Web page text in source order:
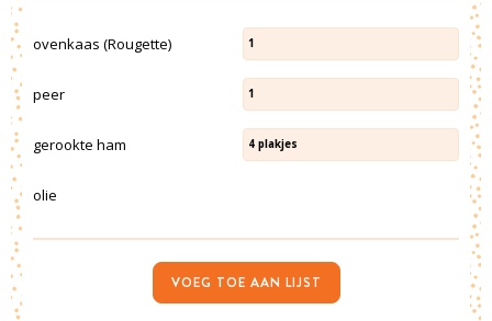
ovenkaas (Rougette) 1
peer 1
gerookte ham 4 plakjes
olie
VOEG TOE AAN LIJST